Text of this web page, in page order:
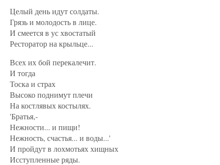
Целый день идут солдаты.
Грязь и молодость в лице.
И смеется в ус хвостатый
Ресторатор на крыльце...
Всех их бой перекалечит.
И тогда
Тоска и страх
Высоко поднимут плечи
На костлявых костылях.
'Братья,-
Нежности... и пищи!
Нежность, счастья... и воды...'
И пройдут в лохмотьях хищных
Исступленные ряды.